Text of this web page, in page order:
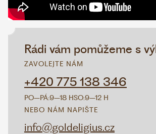
Rádi vám pomůžeme s
ZAVOLEJTE NÁM
+420 775 138 346
PO–PÁ:9–18 HSO:9–12 H
NEBO NÁM NAPIŠTE
info@goldeligius.cz